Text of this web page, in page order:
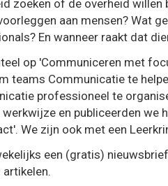
zoeken of de overheid willen
aan mensen? Wat
En wanneer raakt dat
op 'Communiceren met
teams Communicatie te
professioneel te
en publiceerden we
We zijn ook met een
een (gratis)